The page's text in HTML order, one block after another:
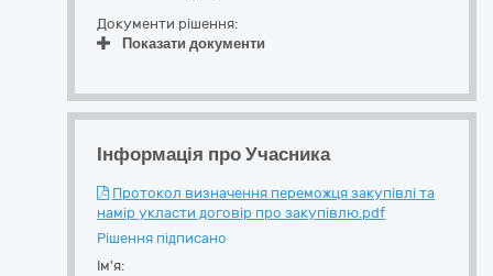
Документи рішення:
Показати документи
Інформація про Учасника
Протокол визначення переможця закупівлі та
намір укласти договір про закупівлю.pdf
Рішення підписано
Ім'я: